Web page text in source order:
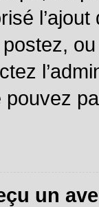
pouvez
un